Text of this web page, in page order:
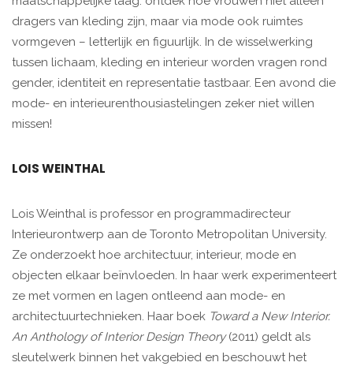
dragers van kleding zijn, maar via mode ook ruimtes
vormgeven – letterlijk en figuurlijk. In de wisselwerking
tussen lichaam, kleding en interieur worden vragen rond
gender, identiteit en representatie tastbaar. Een avond die
mode- en interieurenthousiastelingen zeker niet willen
missen!
LOIS WEINTHAL
Lois Weinthal is professor en programmadirecteur
Interieurontwerp aan de Toronto Metropolitan University.
Ze onderzoekt hoe architectuur, interieur, mode en
objecten elkaar beïnvloeden. In haar werk experimenteert
ze met vormen en lagen ontleend aan mode- en
architectuurtechnieken. Haar boek Toward a New Interior.
An Anthology of Interior Design Theory(2011) geldt als
sleutelwerk binnen het vakgebied en beschouwt het